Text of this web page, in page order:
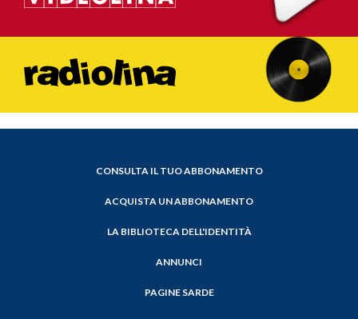
CONSULTA IL TUO ABBONAMENTO
ACQUISTA UN ABBONAMENTO
LA BIBLIOTECA DELL'IDENTITÀ
ANNUNCI
PAGINE SARDE